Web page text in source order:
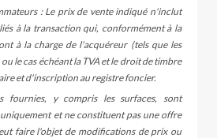
: Le prix de vente indiqué n'inclut
à la transaction qui, conformément à la
à la charge de l'acquéreur (tels que les
le cas échéant la TVA et le droit de timbre
et d'inscription au registre foncier.
fournies, y compris les surfaces, sont
et ne constituent pas une offre
faire l'objet de modifications de prix ou